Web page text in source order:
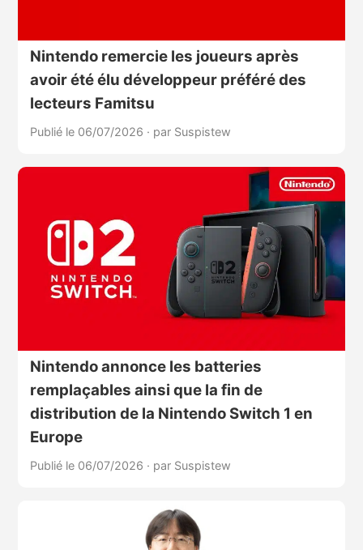
Nintendo remercie les joueurs après
avoir été élu développeur préféré des
lecteurs Famitsu
Publié le 06/07/2026 · par Suspistew
Nintendo annonce les batteries
remplaçables ainsi que la fin de
distribution de la Nintendo Switch 1 en
Europe
Publié le 06/07/2026 · par Suspistew